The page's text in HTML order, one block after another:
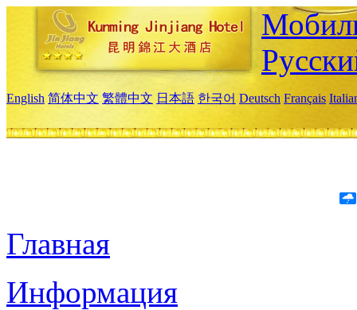
English 简体中文 繁體中文 日本語 한국어 Deutsch Français
Главная
Информация